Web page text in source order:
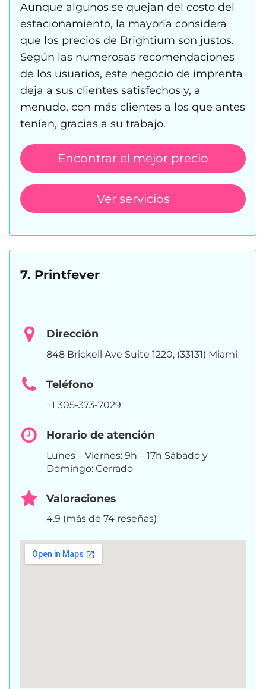
Aunque algunos se quejan del costo del
estacionamiento, la mayoría considera
que los precios de Brightium son justos.
Según las numerosas recomendaciones
de los usuarios, este negocio de imprenta
deja a sus clientes satisfechos y, a
menudo, con más clientes a los que antes
tenían, gracias a su trabajo.
Encontrar el mejor precio
Ver servicios
7. Printfever
Dirección
848 Brickell Ave Suite 1220, (33131) Miami
Teléfono
+1 305-373-7029
Horario de atención
Lunes – Viernes: 9h – 17h Sábado y
Domingo: Cerrado
Valoraciones
4.9 (más de 74 reseñas)